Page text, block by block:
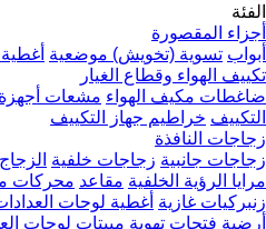
الفئة
أجزاء المقصورة
أبواب تسوية (تخويش) موضعية
تكييف الهواء وقطاع الغيار
ضاغطات مكيف الهواء مشعات أجهزة
التكييف خراطيم جهاز التكييف
زجاجات النافذة
زجاجات جانبية زجاجات خلفية
مرايا الرؤية الخلفية مقاعد محركات
زنبركيات غازية أغطية لوحات
أرضية فتحات تهوية مبيتات لوحات